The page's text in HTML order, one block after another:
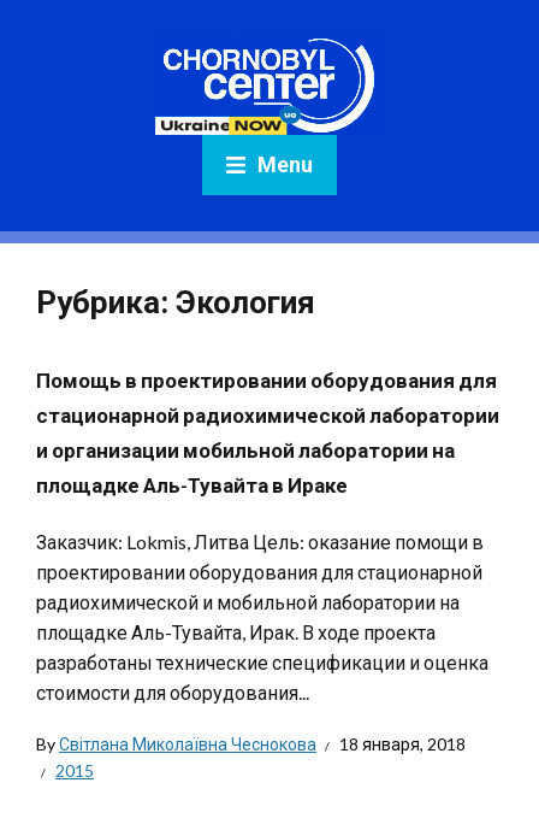
Menu
Рубрика: Экология
Помощь в проектировании оборудования для
стационарной радиохимической лаборатории
и организации мобильной лаборатории на
площадке Аль-Тувайта в Ираке
Заказчик: Lokmis, Литва Цель: оказание помощи в
проектировании оборудования для стационарной
радиохимической и мобильной лаборатории на
площадке Аль-Тувайта, Ирак. В ходе проекта
разработаны технические спецификации и оценка
стоимости для оборудования...
ByСвітлана Миколаївна Чеснокова
18 января, 2018
2015